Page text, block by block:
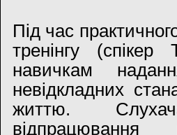
Під час
тренінгу
навичкам
невідкладних
життю.
відпрацювання